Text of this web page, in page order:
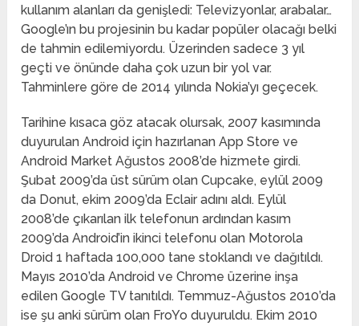
kullanım alanları da genişledi: Televizyonlar, arabalar…
Google’ın bu projesinin bu kadar popüler olacağı belki
de tahmin edilemiyordu. Üzerinden sadece 3 yıl
geçti ve önünde daha çok uzun bir yol var.
Tahminlere göre de 2014 yılında Nokia’yı geçecek.
Tarihine kısaca göz atacak olursak, 2007 kasımında
duyurulan Android için hazırlanan App Store ve
Android Market Ağustos 2008’de hizmete girdi.
Şubat 2009’da üst sürüm olan Cupcake, eylül 2009
da Donut, ekim 2009’da Eclair adını aldı. Eylül
2008’de çıkarılan ilk telefonun ardından kasım
2009’da Android’in ikinci telefonu olan Motorola
Droid 1 haftada 100,000 tane stoklandı ve dağıtıldı.
Mayıs 2010’da Android ve Chrome üzerine inşa
edilen Google TV tanıtıldı. Temmuz-Ağustos 2010’da
ise şu anki sürüm olan FroYo duyuruldu. Ekim 2010